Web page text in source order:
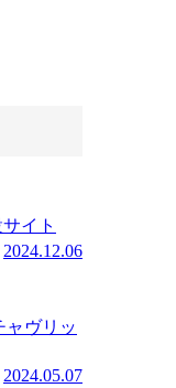
イト
2024.12.06
ャヴリッ
2024.05.07